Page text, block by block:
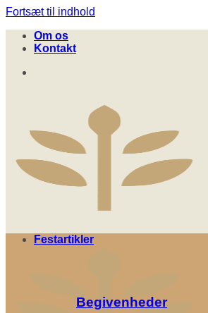
Fortsæt til indhold
Om os
Kontakt
Festartikler
Begivenheder